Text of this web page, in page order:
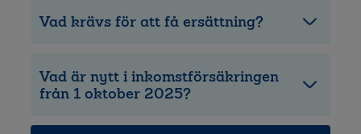
Vad krävs för att få ersättning?
Vad är nytt i inkomstförsäkringen
från 1 oktober 2025?